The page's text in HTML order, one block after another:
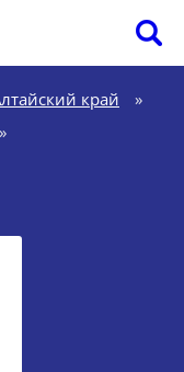
край
»
»